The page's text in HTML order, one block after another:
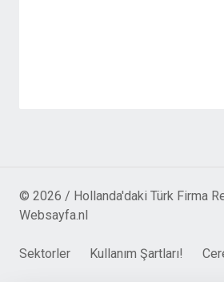
© 2026 / Hollanda'daki Türk Firma
Websayfa.nl
Sektorler Kullanım Şartları!